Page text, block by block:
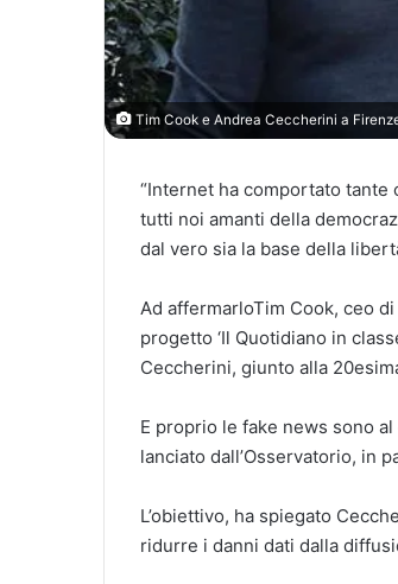
Tim Cook e Andrea Ceccherini a
“Internet ha comportato
tutti noi amanti della
dal vero sia la base della
Ad affermarloTim Cook, ceo di
progetto ‘Il Quotidiano in
Ceccherini, giunto alla
E proprio le fake news sono
lanciato dall’Osservatorio, in
L’obiettivo, ha spiegato
ridurre i danni dati dalla